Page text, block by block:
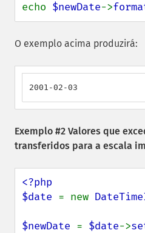
echo $newDate->
O exemplo acima produzirá:
2001-02-03
Exemplo #2 Valores que
transferidos para a escala
<?php
$date = new
$newDate = $date->